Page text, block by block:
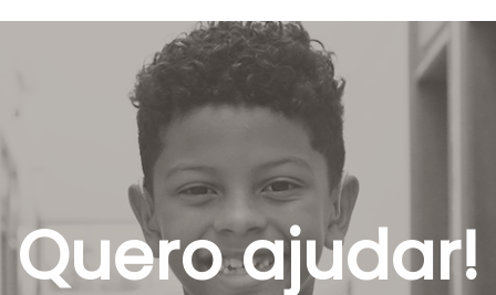
Quero ajudar!